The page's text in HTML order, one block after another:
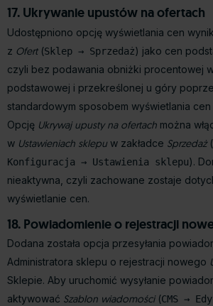
17. Ukrywanie upustów na ofertach
Udostępniono opcję wyświetlania cen
z Ofert(Sklep → Sprzedaż) jako cen
czyli bez podawania obniżki procentowej
podstawowej i przekreślonej u góry
standardowym sposobem wyświetlania
Opcję Ukrywaj upusty na ofertach można
w Ustawieniach sklepu w zakładce Sprzedaż(
Konfiguracja → Ustawienia sklepu).
nieaktywna, czyli zachowane zostaje
wyświetlanie cen.
18. Powiadomienie o rejestracji
Dodana została opcja przesyłania
Administratora sklepu o rejestracji nowego
Sklepie. Aby uruchomić wysyłanie
aktywować Szablon wiadomości(CMS →